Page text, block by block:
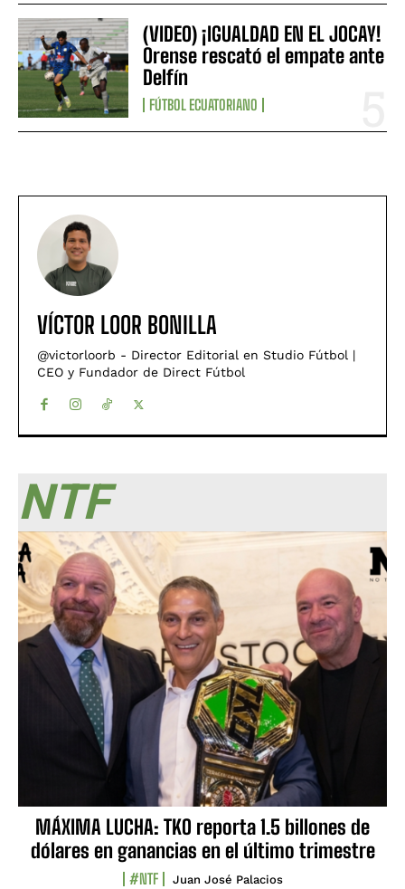
(VIDEO) ¡IGUALDAD EN EL JOCAY!
Orense rescató el empate ante
Delfín
FÚTBOL ECUATORIANO
VÍCTOR LOOR BONILLA
@victorloorb - Director Editorial en Studio Fútbol |
CEO y Fundador de Direct Fútbol
NTF
MÁXIMA LUCHA: TKO reporta 1.5 billones de
dólares en ganancias en el último trimestre
#NTF Juan José Palacios